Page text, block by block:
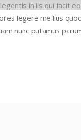
in iis qui facit
legere me lius
nunc putamus